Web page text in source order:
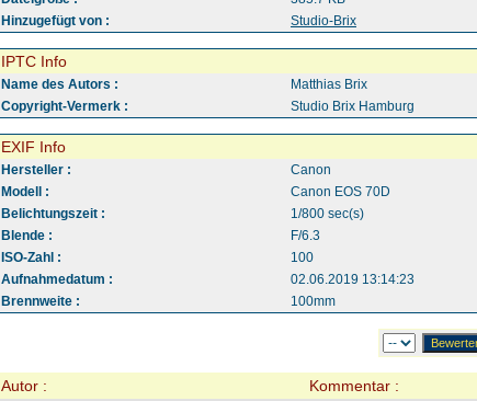
Hinzugefügt von :
Studio-Brix
IPTC Info
Name des Autors :
Matthias Brix
Copyright-Vermerk :
Studio Brix Hamburg
EXIF Info
Hersteller :
Canon
Modell :
Canon EOS 70D
Belichtungszeit :
1/800 sec(s)
Blende :
F/6.3
ISO-Zahl :
100
Aufnahmedatum :
02.06.2019 13:14:23
Brennweite :
100mm
Autor : Kommentar :